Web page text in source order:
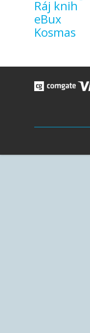
Ráj knih
eBux
Kosmas